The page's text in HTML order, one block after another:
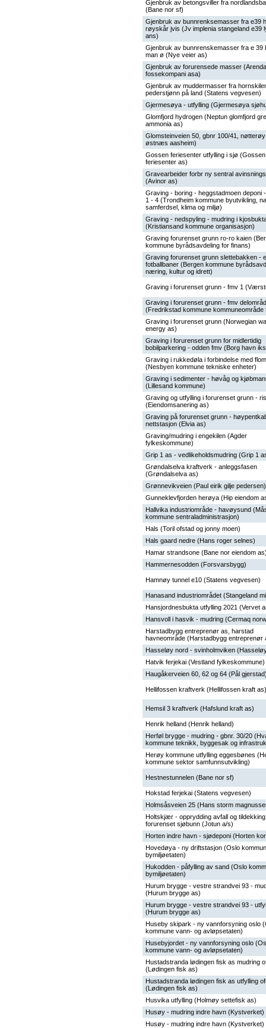
Gjenbruk av betongsviller fra
(Bane nor sf)
Gjenbruk av bunnrenksemasser fra e39
røyskår jvis (Jv implenia stangeland e39
ans)
Gjenbruk av bunnrenskemasser fra e 39
man ø (Nye veier as)
Gjenbruk av forurensede masser
fossekompani asa)
Gjenbruk av muddermasser fra
pederstjønn på land (Statens vegvesen)
Gjermesøya - utfylling (Gjermesøya
Glomfjord hydrogen (Neptun glomfjord
ammonia as)
Glomsteinveien 50, gbnr 100/41,
østnæs aasheim)
Gossen feriesenter utfylling i sjø (Gossen
feriesenter as)
Gravearbeider forbr ny sentral
(Avinor as)
Graving - boring - heggstadmoen deponi
1 - 4 (Trondheim kommune byutvikling,
samferdsel, klima og miljø)
Graving - nedspyling - mudring i
(Kristiansand kommune organisasjon)
Graving forurenset grunn ro-ro kaien
kommune byrådsavdeling for finans)
Graving forurenset grunn slettebakken -
fotballbaner (Bergen kommune
næring, kultur og idrett)
Graving i forurenset grunn - fmv 1
Graving i forurenset grunn - fmv
(Fredrikstad kommune kommuneområde
Graving i forurenset grunn (Norwegian
energy as)
Graving i forurenset grunn for midlertidig
bobilparkering - odden fmv (Borg havn
Graving i rukkedøla i forbindelse med
(Nesbyen kommune tekniske enheter)
Graving i sedimenter - høvåg og
(Lillesand kommune)
Graving og utfylling i forurenset grunn -
(Eiendomsanering as)
Graving på forurenset grunn -
nettstasjon (Elvia as)
Graving/mudring i engekilen (Agder
fylkeskommune)
Grip 1 as - vedlikeholdsmudring (Grip 1
Grøndalselva kraftverk - anleggsfasen
(Grøndalselva as)
Grønnevikveien (Paul eirik gilje pedersen)
Gunneklevfjorden herøya (Hip eiendom
Hallvika industriområde - havøysund
kommune sentraladministrasjon)
Hals (Toril ofstad og jonny moen)
Hals gaard nedre (Hans roger selnes)
Hamar strandsone (Bane nor eiendom
Hammernesodden (Forsvarsbygg)
Hamnøy tunnel e10 (Statens vegvesen)
Hanasand industriområdet (Stangeland
Hansjordnesbukta utfylling 2021 (Vervet
Hansvoll i hasvik - mudring (Cermaq
Harstadbygg entreprenør as, harstad
havneområde (Harstadbygg entreprenør
Hasseløy nord - svinholmviken
Hatvik ferjekai (Vestland fylkeskommune)
Haugåkerveien 60, 62 og 64 (Pål
Hellifossen kraftverk (Hellifossen kraft as)
Hemsil 3 kraftverk (Hafslund kraft as)
Henrik helland (Henrik helland)
Herføl brygge - mudring - gbnr. 30/20
kommune teknikk, byggesak og
Herøy kommune utfylling eggesbønes
kommune sektor samfunnsutvikling)
Hestnestunnelen (Bane nor sf)
Hokstad ferjekai (Statens vegvesen)
Holmsåsveien 25 (Hans storm
Holtskjær - opprydding avfall og
forurenset sjøbunn (Jotun a/s)
Horten indre havn - sjødeponi (Horten
Hovedøya - ny driftstasjon (Oslo
bymiljøetaten)
Hukodden - påfylling av sand (Oslo
bymiljøetaten)
Hurum brygge - vestre strandvei 93 -
(Hurum brygge as)
Hurum brygge - vestre strandvei 93 -
(Hurum brygge as)
Huseby skipark - ny vannforsyning oslo
kommune vann- og avløpsetaten)
Husebyjordet - ny vannforsyning oslo
kommune vann- og avløpsetaten)
Hustadstranda lødingen fisk as mudring
(Lødingen fisk as)
Hustadstranda lødingen fisk as utfylling
(Lødingen fisk as)
Husvika utfylling (Holmøy settefisk as)
Husøy - mudring indre havn (Kystverket)
Husøy - mudring indre havn (Kystverket)